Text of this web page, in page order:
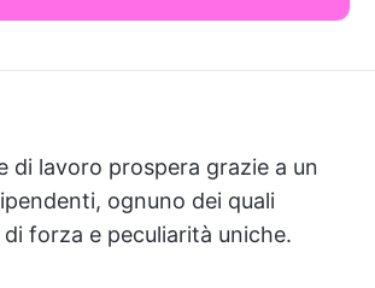
di lavoro prospera grazie a un
ognuno dei quali
forza e peculiarità uniche.